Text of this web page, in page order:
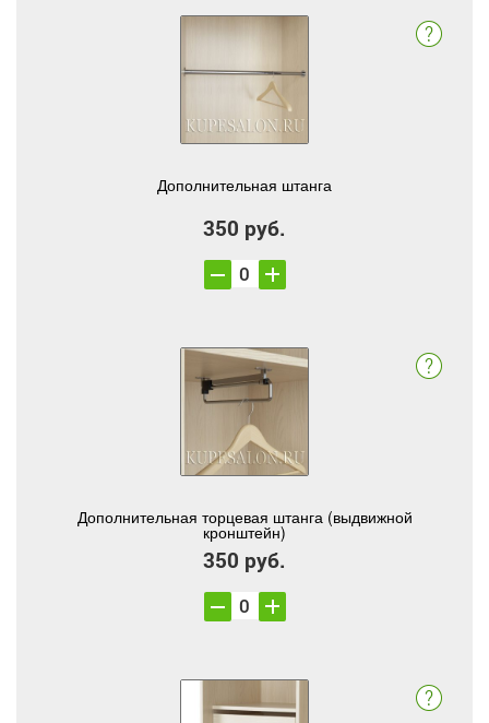
Дополнительная штанга
350 руб.
Дополнительная торцевая штанга (выдвижной
кронштейн)
350 руб.